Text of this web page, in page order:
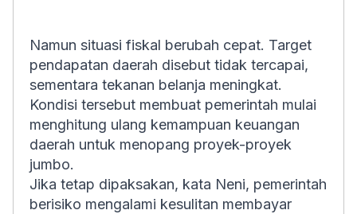
Namun situasi fiskal berubah cepat. Target
pendapatan daerah disebut tidak tercapai,
sementara tekanan belanja meningkat.
Kondisi tersebut membuat pemerintah mulai
menghitung ulang kemampuan keuangan
daerah untuk menopang proyek-proyek
jumbo.
Jika tetap dipaksakan, kata Neni, pemerintah
berisiko mengalami kesulitan membayar